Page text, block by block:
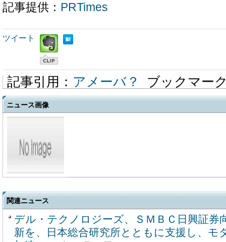
記事提供： PRTimes
ツイート
記事引用： アメーバ？ ブックマー
ニュース画像
関連ニュース
デル・テクノロジーズ、ＳＭＢＣ日興証券
新を、日本総合研究所とともに支援し、モ